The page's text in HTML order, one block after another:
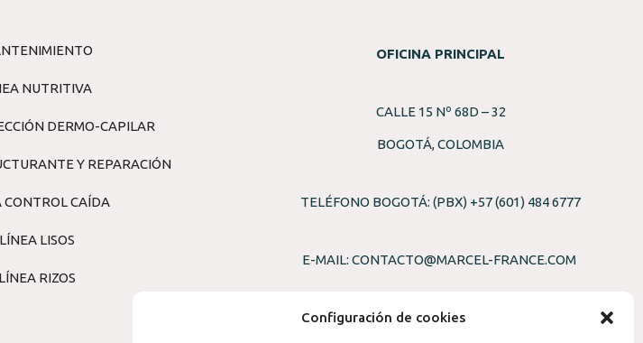
Configuración de cookies
NUTRITIVA
DERMO-CAPILAR
Y REPARACIÓN
CONTROL CAÍDA
LÍNEA LISOS
LÍNEA RIZOS
OFICINA PRINCIPAL
CALLE 15 Nº 68D – 32
BOGOTÁ, COLOMBIA
TELÉFONO BOGOTÁ: (PBX) +57 (601) 484 6777
E-MAIL:CONTACTO@MARCEL-FRANCE.COM
REG. NO 1531044 PARIS-FRANCE